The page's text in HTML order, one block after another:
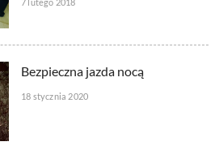
Bezpieczna jazda nocą
18 stycznia 2020